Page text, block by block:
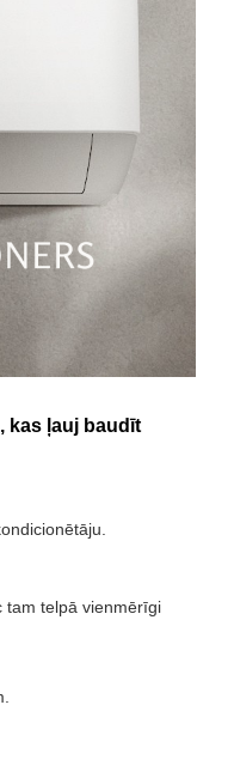
kas ļauj baudīt
tam telpā vienmērīgi